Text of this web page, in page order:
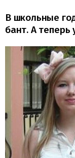
В школьные
бант. А теперь